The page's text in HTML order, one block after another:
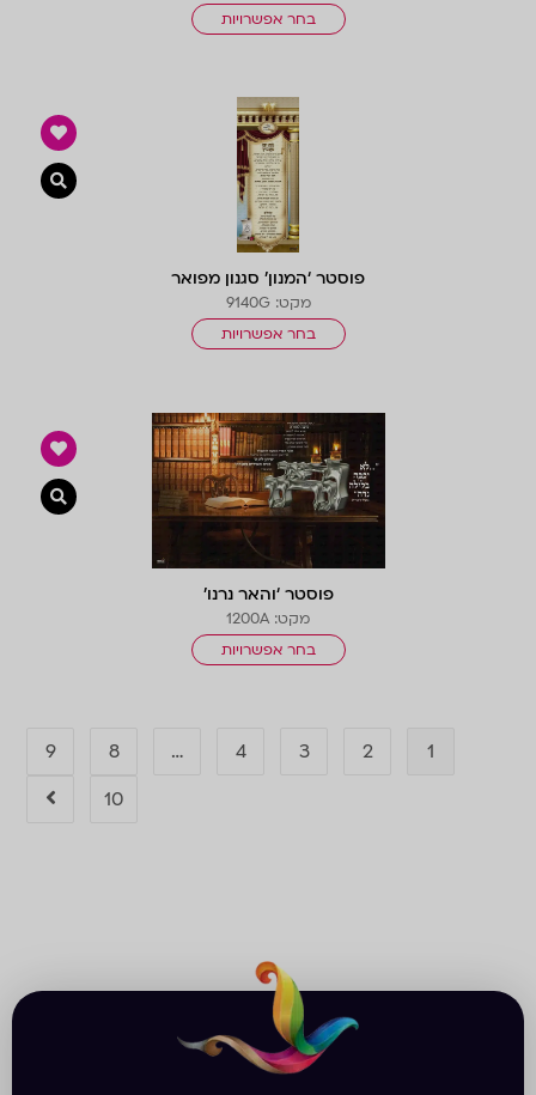
בחר אפשרויות
פוסטר ‘המנון’ סגנון מפואר
מקט: 9140G
בחר אפשרויות
פוסטר ‘והאר נרנו’
מקט: 1200A
בחר אפשרויות
1
2
3
4
…
8
9
10